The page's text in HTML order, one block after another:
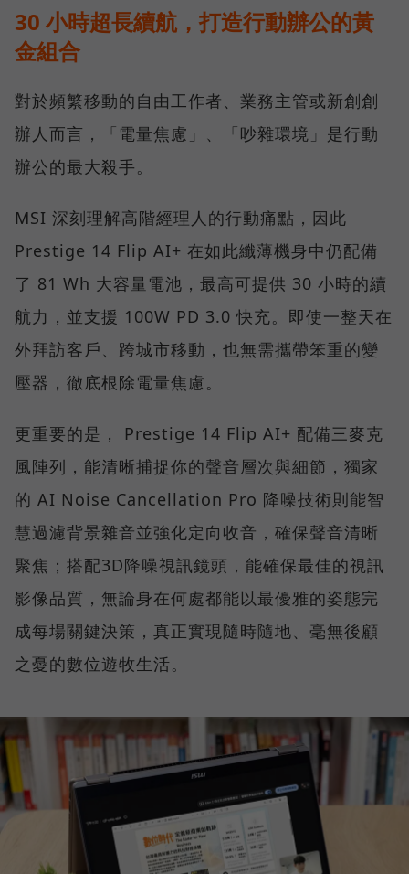
30 小時超長續航，打造行動辦公的黃
金組合
對於頻繁移動的自由工作者、業務主管或新創創
辦人而言，「電量焦慮」、「吵雜環境」是行動
辦公的最大殺手。
MSI 深刻理解高階經理人的行動痛點，因此
Prestige 14 Flip AI+ 在如此纖薄機身中仍配備
了 81 Wh 大容量電池，最高可提供 30 小時的續
航力，並支援 100W PD 3.0 快充。即使一整天在
外拜訪客戶、跨城市移動，也無需攜帶笨重的變
壓器，徹底根除電量焦慮。
更重要的是， Prestige 14 Flip AI+ 配備三麥克
風陣列，能清晰捕捉你的聲音層次與細節，獨家
的 AI Noise Cancellation Pro 降噪技術則能智
慧過濾背景雜音並強化定向收音，確保聲音清晰
聚焦；搭配3D降噪視訊鏡頭，能確保最佳的視訊
影像品質，無論身在何處都能以最優雅的姿態完
成每場關鍵決策，真正實現隨時隨地、毫無後顧
之憂的數位遊牧生活。